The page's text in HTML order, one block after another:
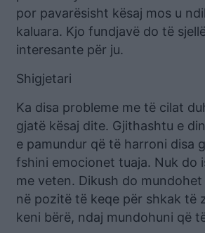
por pavarësisht kësaj mos u
kaluara. Kjo fundjavë do të
interesante për ju.
Shigjetari
Ka disa probleme me të cilat
gjatë kësaj dite. Gjithashtu e
e pamundur që të harroni disa
fshini emocionet tuaja. Nuk do
me veten. Dikush do mundohet
në pozitë të keqe për shkak të
keni bërë, ndaj mundohuni që